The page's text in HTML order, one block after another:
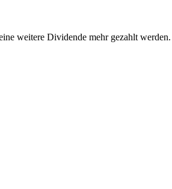
weitere Dividende mehr gezahlt werden.